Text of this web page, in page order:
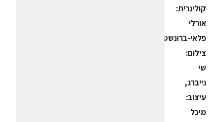
קולינרית:
אורלי
פלאי-ברונשטיין,
צילום:
שי
נייברג,
עיצוב:
מיכל